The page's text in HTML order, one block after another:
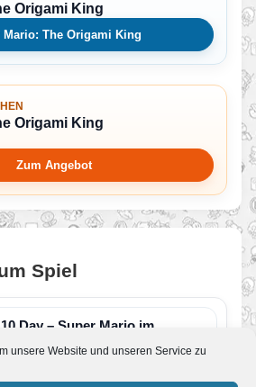
unsere Website und unseren Service zu
Origami King
Mario: The Origami King
Origami King
Zum Angebot
Spiel
Day – Super Mario im
zum heutigen Mar10 Day startet im My